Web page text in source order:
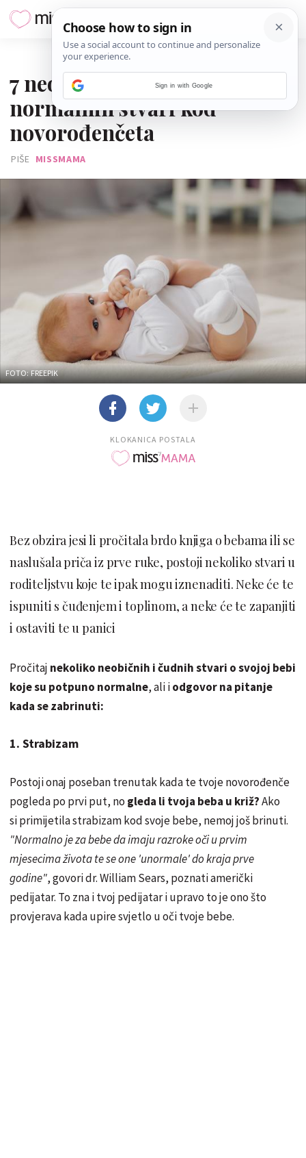
7 neobičnih, ali posve
normalnih stvari kod
novorođenčeta
PIŠE MISSMAMA
FOTO: FREEPIK
KLOKANICA POSTALA
Bez obzira jesi li pročitala brdo knjiga o bebama ili se
naslušala priča iz prve ruke, postoji nekoliko stvari u
roditeljstvu koje te ipak mogu iznenaditi. Neke će te
ispuniti s čuđenjem i toplinom, a neke će te zapanjiti
i ostaviti te u panici
Pročitaj nekoliko neobičnih i čudnih stvari o svojoj bebi
koje su potpuno normalne, ali iodgovor na pitanje
kada se zabrinuti:
1. Strabizam
Postoji onaj poseban trenutak kada te tvoje novorođenče
pogleda po prvi put, no gleda li tvoja beba u križ?Ako
si primijetila strabizam kod svoje bebe, nemoj još brinuti.
"Normalno je za bebe da imaju razroke oči u prvim
mjesecima života te se one 'unormale' do kraja prve
godine", govori dr. William Sears, poznati američki
pedijatar. To zna i tvoj pedijatar i upravo to je ono što
provjerava kada upire svjetlo u oči tvoje bebe.
Sign in with Google